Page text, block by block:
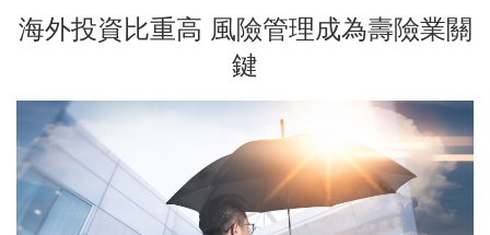
海外投資比重高 風險管理成為壽險業關
鍵